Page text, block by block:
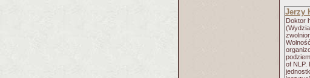
Jerzy
Doktor
of NLP.